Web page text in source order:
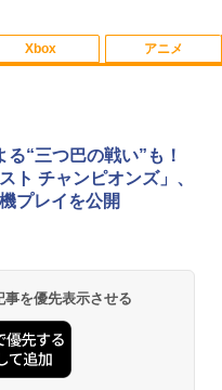
ゴンズドグマ 2ソフト:プレ
5ソフト／アクション・
PS5 デュアルセンス
ックモジュール]
の刃」無限城編 第一章 猗
版)【Blu-ray】 [ 吾峠呼世
レヴュースタァライト」2
レイダース|オンライン
ン レイダース -Switch2
デジタル・エディション
Language: Japan
2200B01)
-PS5 【特典】
ード 封入
Xbox
ワイヤレス コントロー
ケーブル
ワイヤレス コントロー
ホワイト)
アニメ
限定】劇場版モノノ怪
限定オリジ
ケース付きコレクション)
典:オリジナル巾着＋メー
と離】二振りの剣、十翼よ
刃」無限城編 第一章 猗
版 [Blu-ray]
“三つ巴の戦い”も！
ト チャンピオンズ」、
プレイを公開
を優先表示させる